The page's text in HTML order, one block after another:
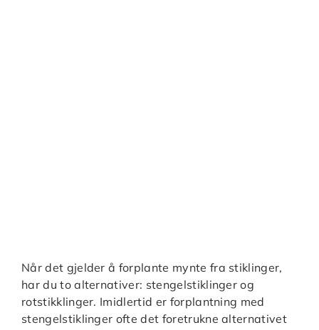
Når det gjelder å forplante mynte fra stiklinger,
har du to alternativer: stengelstiklinger og
rotstikklinger. Imidlertid er forplantning med
stengelstiklinger ofte det foretrukne alternativet